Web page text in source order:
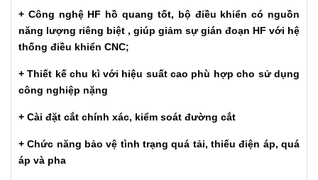
+ Công nghệ HF hồ quang tốt, bộ điều khiển có nguồn
năng lượng riêng biệt , giúp giảm sự gián đoạn HF với hệ
thống điều khiển CNC;
+ Thiết kế chu kì với hiệu suất cao phù hợp cho sử dụng
công nghiệp nặng
+ Cài đặt cắt chính xác, kiểm soát đường cắt
+ Chức năng bảo vệ tình trạng quá tải, thiếu điện áp, quá
áp và pha